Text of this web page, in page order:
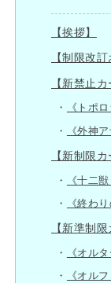
【挨拶】
【制限改
【新禁止カ
《トポ
《外神
【新制限カ
《十二
《終わ
【新準制限
《オル
《オル